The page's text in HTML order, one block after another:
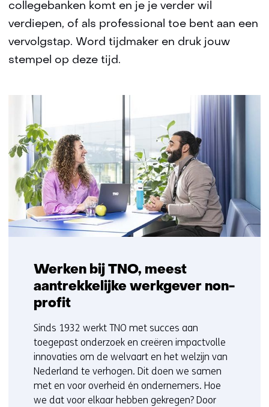
collegebanken komt en je je verder wil
verdiepen, of als professional toe bent aan een
vervolgstap. Word tijdmaker en druk jouw
stempel op deze tijd.
Werken bij TNO, meest
aantrekkelijke werkgever non-
profit
Sinds 1932 werkt TNO met succes aan
toegepast onderzoek en creëren impactvolle
innovaties om de welvaart en het welzijn van
Nederland te verhogen. Dit doen we samen
met en voor overheid én ondernemers. Hoe
we dat voor elkaar hebben gekregen? Door